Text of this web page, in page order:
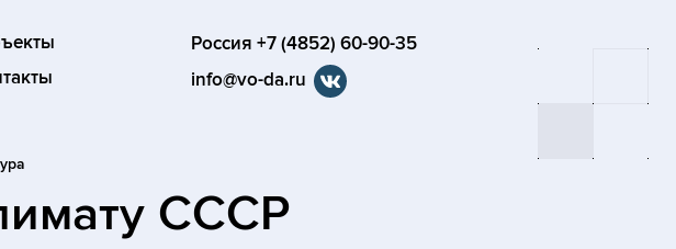
Россия +7 (4852) 60-90-35
info@vo-da.ru
СССР